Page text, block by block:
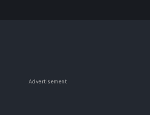
Advertisement